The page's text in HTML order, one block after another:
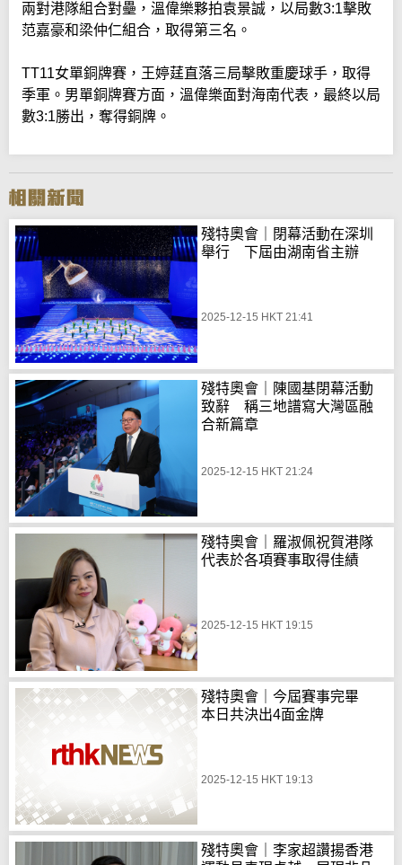
兩對港隊組合對壘，溫偉樂夥拍袁景誠，以局數3:1擊敗
范嘉豪和梁仲仁組合，取得第三名。
TT11女單銅牌賽，王婷莛直落三局擊敗重慶球手，取得
季軍。男單銅牌賽方面，溫偉樂面對海南代表，最終以局
數3:1勝出，奪得銅牌。
殘特奧會｜閉幕活動在深圳
舉行 下屆由湖南省主辦
2025-12-15 HKT 21:41
殘特奧會｜陳國基閉幕活動
致辭 稱三地譜寫大灣區融
合新篇章
2025-12-15 HKT 21:24
殘特奧會｜羅淑佩祝賀港隊
代表於各項賽事取得佳績
2025-12-15 HKT 19:15
殘特奧會｜今屆賽事完畢
本日共決出4面金牌
2025-12-15 HKT 19:13
殘特奧會｜李家超讚揚香港